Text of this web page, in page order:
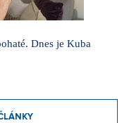
Dnes je Kuba